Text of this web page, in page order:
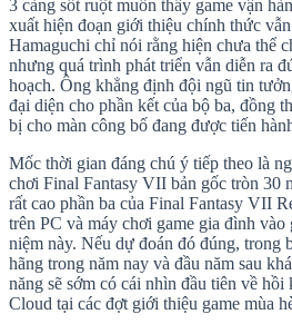
3 càng sốt ruột muốn thấy game vận
xuất hiện đoạn giới thiệu chính thức
Hamaguchi chỉ nói rằng hiện chưa thể
nhưng quá trình phát triển vẫn diễn ra
hoạch. Ông khẳng định đội ngũ tin
đại diện cho phần kết của bộ ba, đồng
bị cho màn công bố đang được tiến
Mốc thời gian đáng chú ý tiếp theo là
chơi Final Fantasy VII bản gốc tròn 30
rất cao phần ba của Final Fantasy VII
trên PC và máy chơi game gia đình
niệm này. Nếu dự đoán đó đúng, trong
hãng trong năm nay và đầu năm sau
năng sẽ sớm có cái nhìn đầu tiên về hồi
Cloud tại các đợt giới thiệu game mùa